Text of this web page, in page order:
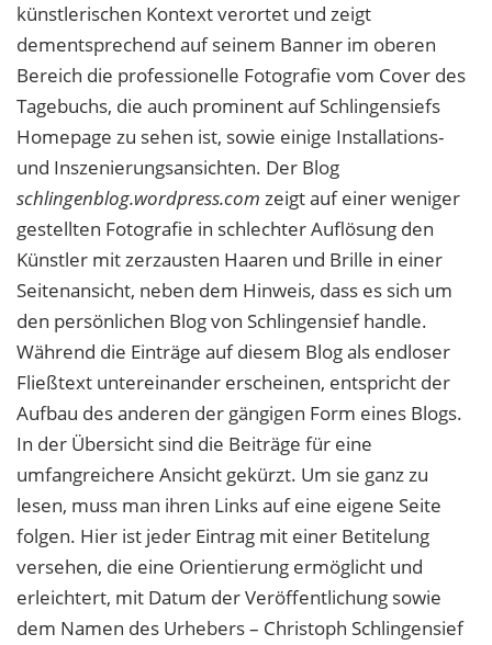
künstlerischen Kontext verortet und zeigt
dementsprechend auf seinem Banner im oberen
Bereich die professionelle Fotografie vom Cover des
Tagebuchs, die auch prominent auf Schlingensiefs
Homepage zu sehen ist, sowie einige Installations-
und Inszenierungsansichten. Der Blog
schlingenblog.wordpress.com zeigt auf einer weniger
gestellten Fotografie in schlechter Auflösung den
Künstler mit zerzausten Haaren und Brille in einer
Seitenansicht, neben dem Hinweis, dass es sich um
den persönlichen Blog von Schlingensief handle.
Während die Einträge auf diesem Blog als endloser
Fließtext untereinander erscheinen, entspricht der
Aufbau des anderen der gängigen Form eines Blogs.
In der Übersicht sind die Beiträge für eine
umfangreichere Ansicht gekürzt. Um sie ganz zu
lesen, muss man ihren Links auf eine eigene Seite
folgen. Hier ist jeder Eintrag mit einer Betitelung
versehen, die eine Orientierung ermöglicht und
erleichtert, mit Datum der Veröffentlichung sowie
dem Namen des Urhebers – Christoph Schlingensief